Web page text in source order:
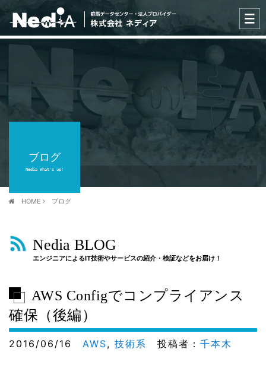
ブログ
Nedia What's up!
HOME ブログ
Nedia BLOG
エンジニアによるIT技術やサービスの紹介・検証などをお届け！
AWS Configでコンプライアンス
確保（後編）
2016/06/16 AWS, 技術系 投稿者： 千本木